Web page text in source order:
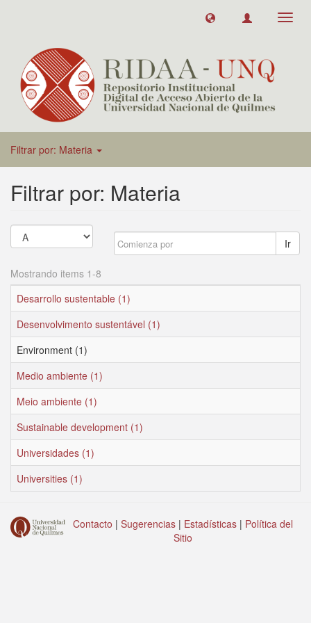
Filtrar por: Materia
Filtrar por: Materia
Ir
Mostrando items 1-8
Desarrollo sustentable (1)
Desenvolvimento sustentável (1)
Environment (1)
Medio ambiente (1)
Meio ambiente (1)
Sustainable development (1)
Universidades (1)
Universities (1)
Contacto | Sugerencias | Estadísticas | Política del
Sitio